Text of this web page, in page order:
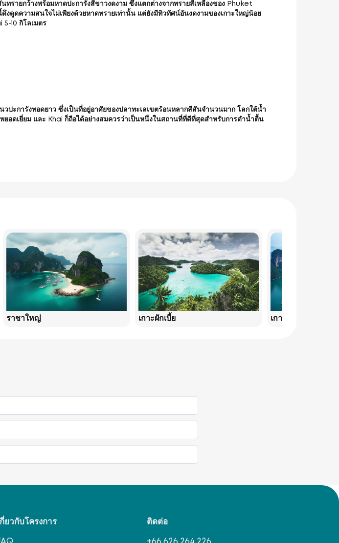
ทรายกว้างพร้อมหาดปะการังสีขาวงดงาม ซึ่งแตกต่างจากทรายสีเหลืองของ Phuket
งดูดความสนใจไม่เพียงด้วยหาดทรายเท่านั้น แต่ยังมีทิวทัศน์อันงดงามของเกาะใหญ่น้อย
5-10 กิโลเมตร
วปะการังทอดยาว ซึ่งเป็นที่อยู่อาศัยของปลาทะเลเขตร้อนหลากสีสันจำนวนมาก โลกใต้น้ำ
อดเยี่ยม และ Khai ก็ถือได้อย่างสมควรว่าเป็นหนึ่งในสถานที่ที่ดีที่สุดสำหรับการดำน้ำตื้น
ราชาใหญ่ เกาะผักเบี้ย เกาะเจมส์บอนด์
กี่ยวกับโครงการ ติดต่อ